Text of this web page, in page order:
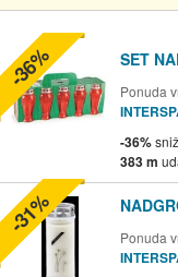
SET
Ponuda
-36%
383 m
-36%
Ponuda
-31%